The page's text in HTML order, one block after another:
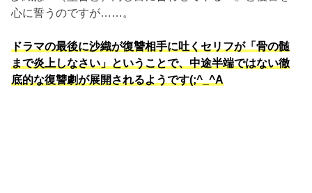
心に誓うのですが……。
ドラマの最後に沙織が復讐相手に吐くセリフが「骨の髄
まで炎上しなさい」ということで、中途半端ではない徹
底的な復讐劇が展開されるようです(;^_^A